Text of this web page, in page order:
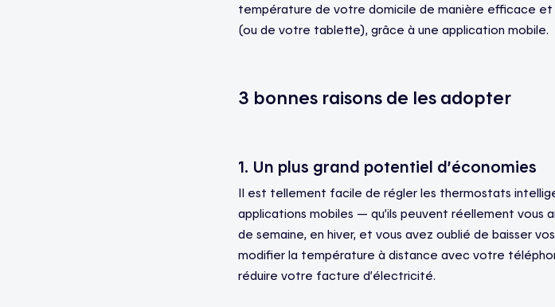
température de votre domicile de manière efficace
(ou de votre tablette), grâce à une application mobile.
3 bonnes raisons de les adopter
1. Un plus grand potentiel d’économies
Il est tellement facile de régler les thermostats
applications mobiles — qu’ils peuvent réellement vous
de semaine, en hiver, et vous avez oublié de baisser
modifier la température à distance avec votre
réduire votre facture d’électricité.